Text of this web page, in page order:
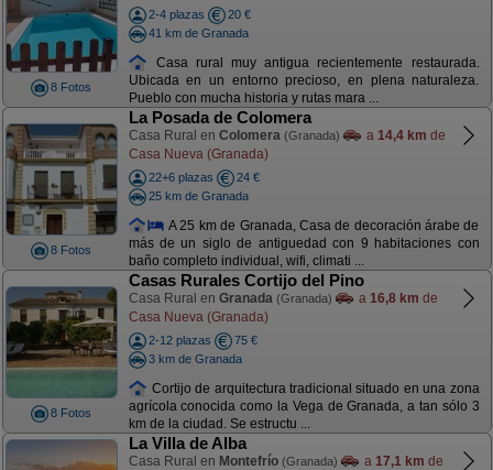
8 Fotos
2-4 plazas
20 €
41 km de Granada
Casa rural muy antigua recientemente restaurada.
Ubicada en un entorno precioso, en plena naturaleza.
Pueblo con mucha historia y rutas mara ...
8 Fotos
La Posada de Colomera
Casa Rural en Colomera (Granada) a 14,4 km de
Casa Nueva (Granada)
22+6 plazas
24 €
25 km de Granada
A 25 km de Granada, Casa de decoración árabe de
más de un siglo de antiguedad con 9 habitaciones con
baño completo individual, wifi, climati ...
8 Fotos
Casas Rurales Cortijo del Pino
Casa Rural en Granada (Granada) a 16,8 km de
Casa Nueva (Granada)
2-12 plazas
75 €
3 km de Granada
Cortijo de arquitectura tradicional situado en una zona
agrícola conocida como la Vega de Granada, a tan sólo 3
km de la ciudad. Se estructu ...
La Villa de Alba
Casa Rural en Montefrío (Granada) a 17,1 km de